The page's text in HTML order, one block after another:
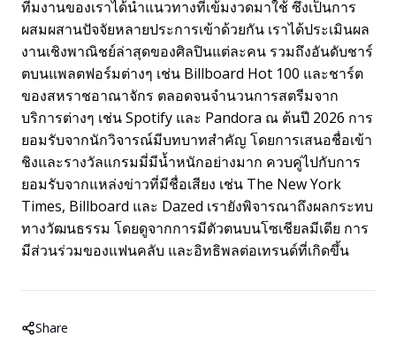
ทีมงานของเราได้นำแนวทางที่เข้มงวดมาใช้ ซึ่งเป็นการ
ผสมผสานปัจจัยหลายประการเข้าด้วยกัน เราได้ประเมินผล
งานเชิงพาณิชย์ล่าสุดของศิลปินแต่ละคน รวมถึงอันดับชาร์
ตบนแพลตฟอร์มต่างๆ เช่น Billboard Hot 100 และชาร์ต
ของสหราชอาณาจักร ตลอดจนจำนวนการสตรีมจาก
บริการต่างๆ เช่น Spotify และ Pandora ณ ต้นปี 2026 การ
ยอมรับจากนักวิจารณ์มีบทบาทสำคัญ โดยการเสนอชื่อเข้า
ชิงและรางวัลแกรมมี่มีน้ำหนักอย่างมาก ควบคู่ไปกับการ
ยอมรับจากแหล่งข่าวที่มีชื่อเสียง เช่น The New York
Times, Billboard และ Dazed เรายังพิจารณาถึงผลกระทบ
ทางวัฒนธรรม โดยดูจากการมีตัวตนบนโซเชียลมีเดีย การ
มีส่วนร่วมของแฟนคลับ และอิทธิพลต่อเทรนด์ที่เกิดขึ้น
Share